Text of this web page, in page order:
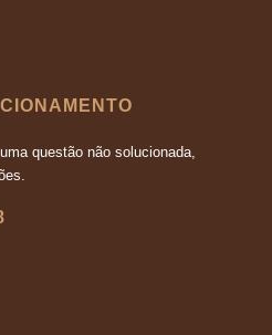
questão não solucionada,